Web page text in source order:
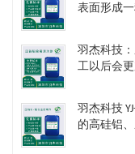
表面形成
羽杰科技
工以后会
羽杰科技
的高硅铝